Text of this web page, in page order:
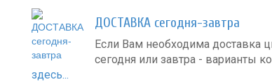
ДОСТАВКА сегодня-завтра
Если Вам необходима доставка
сегодня или завтра - варианты
здесь...